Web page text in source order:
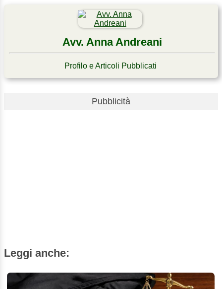
Avv. Anna Andreani
Profilo e Articoli Pubblicati
Pubblicità
Leggi anche: